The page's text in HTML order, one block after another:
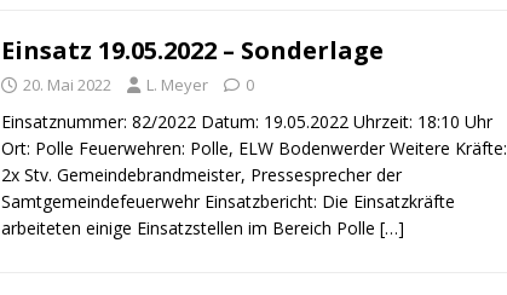
Einsatz 19.05.2022 – Sonderlage
20. Mai 2022 L. Meyer 0
Einsatznummer: 82/2022 Datum: 19.05.2022 Uhrzeit: 18:10 Uhr
Ort: Polle Feuerwehren: Polle, ELW Bodenwerder Weitere Kräfte:
2x Stv. Gemeindebrandmeister, Pressesprecher der
Samtgemeindefeuerwehr Einsatzbericht: Die Einsatzkräfte
arbeiteten einige Einsatzstellen im Bereich Polle […]